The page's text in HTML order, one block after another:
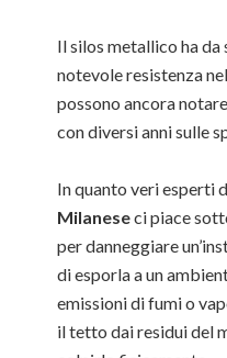
Il silos metallico ha
notevole resistenza
possono ancora
con diversi anni sulle
In quanto veri esperti
Milaneseci piace
per danneggiare
di esporla a un
emissioni di fumi o
il tetto dai residui del